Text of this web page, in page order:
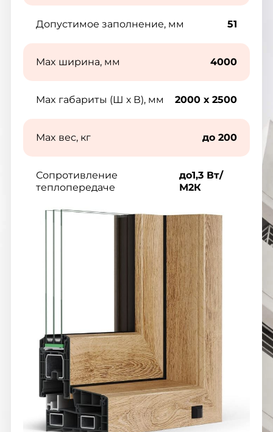
Допустимое заполнение, мм 51
Max ширина, мм 4000
Max габариты (Ш х В), мм 2000 х 2500
Max вес, кг до 200
Сопротивление
теплопередаче
до1,3 Вт/
М2К